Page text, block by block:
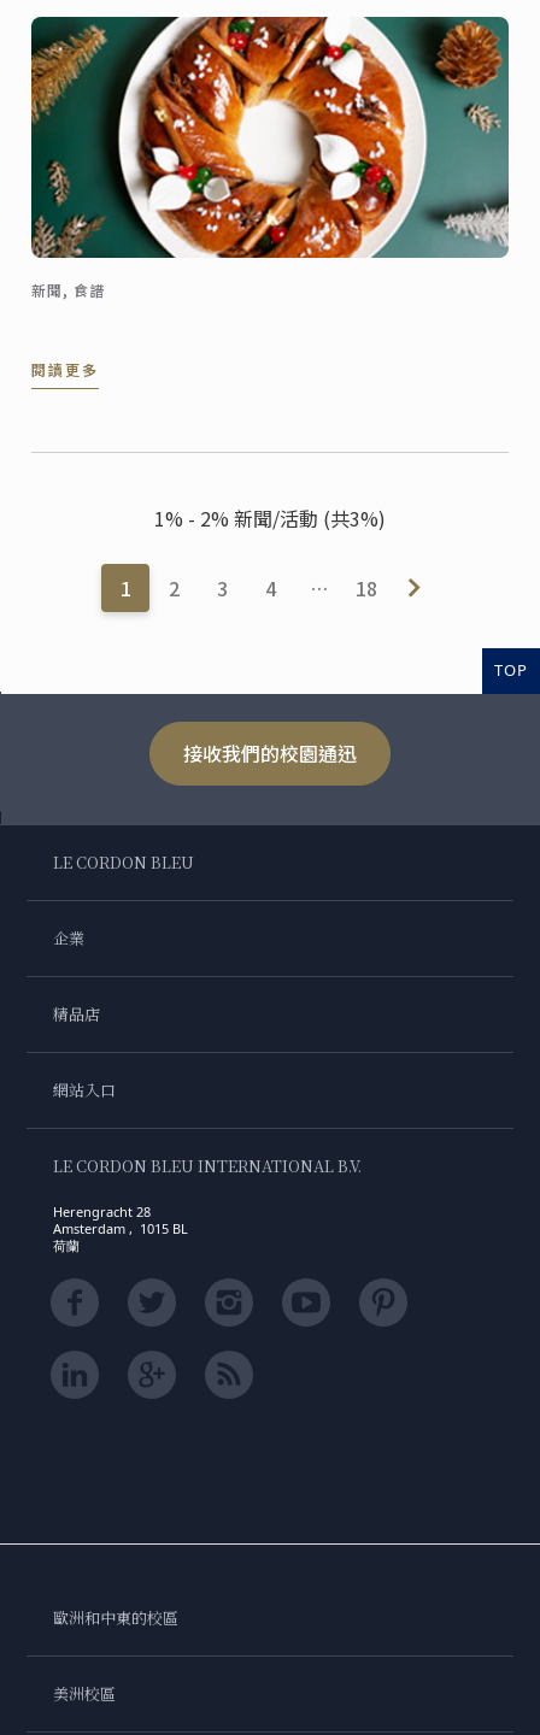
新聞, 食譜
閱讀更多
1% - 2% 新聞/活動 (共3%)
1 2 3 4 … 18
TOP
接收我們的校園通迅
LE CORDON BLEU
企業
精品店
網站入口
LE CORDON BLEU INTERNATIONAL B.V.
Herengracht 28
Amsterdam , 1015 BL
荷蘭
歐洲和中東的校區
美洲校區